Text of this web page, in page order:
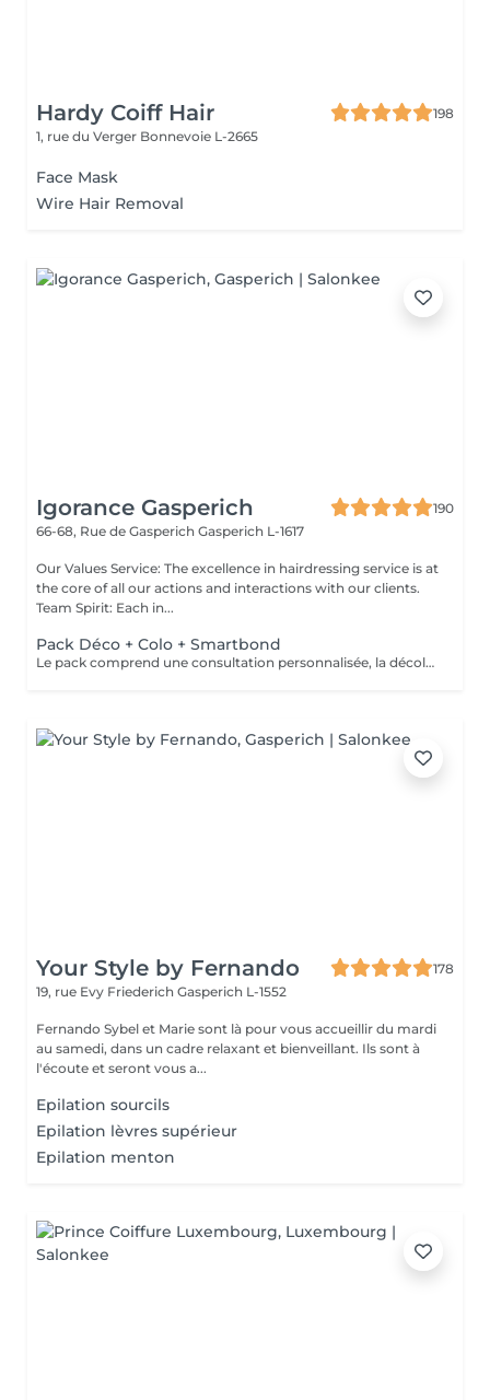
Hardy Coiff Hair
198
1, rue du Verger Bonnevoie L-2665
Face Mask
Wire Hair Removal
Igorance Gasperich
190
66-68, Rue de Gasperich Gasperich L-1617
Our Values Service: The excellence in hairdressing service is at
the core of all our actions and interactions with our clients.
Team Spirit: Each in...
Pack Déco + Colo + Smartbond
Le pack comprend une consultation personnalisée, la décoloration avec son protecteur et le gloss avec les produits LOREAL PROFESSIONNEL , shampooing et conditionneur spécifiques REDKEN , le séchage et les produits de styling REDKEN Option Coupe : la coupe IGORANCE (finition sur cheveux secs), le séchage et les produits de styling REDKEN. * Tarifs à titre indicatifs à confirmer après la consultation personnalisée établit auprès de votre coiffeur/stylist/spécialiste * La direction se réserve le droit d’apporter des modifications pour le bon fonctionnement du salon
Your Style by Fernando
178
19, rue Evy Friederich Gasperich L-1552
Fernando Sybel et Marie sont là pour vous accueillir du mardi
au samedi, dans un cadre relaxant et bienveillant. Ils sont à
l'écoute et seront vous a...
Epilation sourcils
Epilation lèvres supérieur
Epilation menton